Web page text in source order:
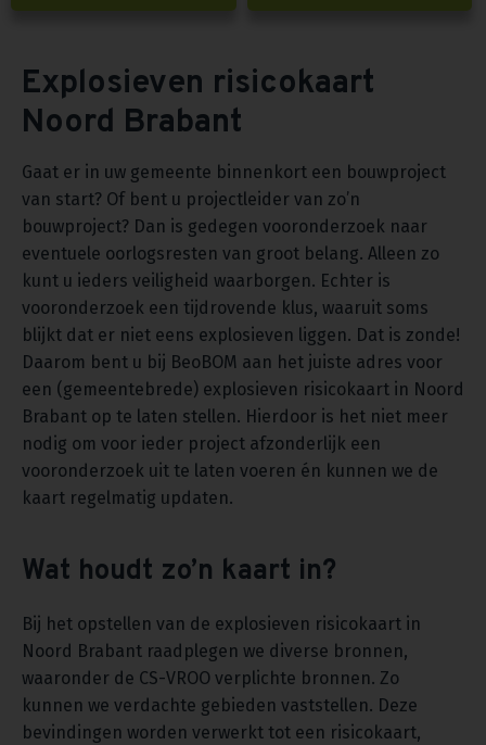
Explosieven risicokaart
Noord Brabant
Gaat er in uw gemeente binnenkort een bouwproject
van start? Of bent u projectleider van zo’n
bouwproject? Dan is gedegen vooronderzoek naar
eventuele oorlogsresten van groot belang. Alleen zo
kunt u ieders veiligheid waarborgen. Echter is
vooronderzoek een tijdrovende klus, waaruit soms
blijkt dat er niet eens explosieven liggen. Dat is zonde!
Daarom bent u bij BeoBOM aan het juiste adres voor
een (gemeentebrede) explosieven risicokaart in Noord
Brabant op te laten stellen. Hierdoor is het niet meer
nodig om voor ieder project afzonderlijk een
vooronderzoek uit te laten voeren én kunnen we de
kaart regelmatig updaten.
Wat houdt zo’n kaart in?
Bij het opstellen van de explosieven risicokaart in
Noord Brabant raadplegen we diverse bronnen,
waaronder de CS-VROO verplichte bronnen. Zo
kunnen we verdachte gebieden vaststellen. Deze
bevindingen worden verwerkt tot een risicokaart,